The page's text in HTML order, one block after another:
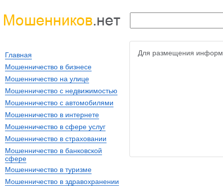
Для размещения
Главная
Мошенничество в бизнесе
Мошенничество на улице
Мошенничество с недвижимостью
Мошенничество с автомобилями
Мошенничество в интернете
Мошенничество в сфере услуг
Мошенничество в страховании
Мошенничество в банковской
сфере
Мошенничество в туризме
Мошенничество в здравохранении